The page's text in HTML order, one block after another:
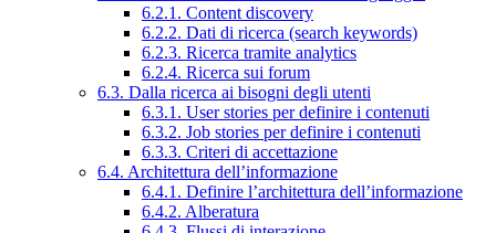
6.2.1. Content discovery
6.2.2. Dati di ricerca (search keywords)
6.2.3. Ricerca tramite analytics
6.2.4. Ricerca sui forum
6.3. Dalla ricerca ai bisogni degli utenti
6.3.1. User stories per definire i contenuti
6.3.2. Job stories per definire i contenuti
6.3.3. Criteri di accettazione
6.4. Architettura dell’informazione
6.4.1. Definire l’architettura dell’informazione
6.4.2. Alberatura